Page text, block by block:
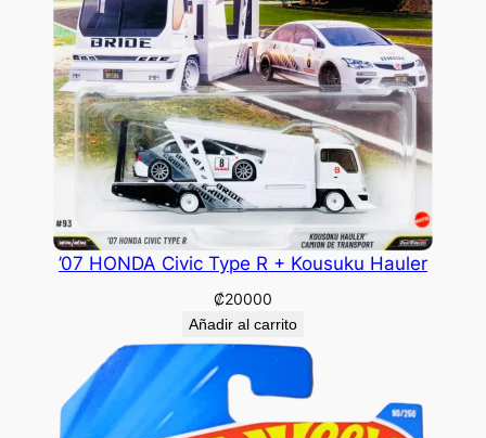
’07 HONDA Civic Type R + Kousuku Hauler
₡20000
Añadir al carrito